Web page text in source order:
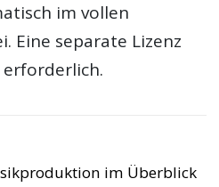
im vollen
Eine separate Lizenz
im Überblick